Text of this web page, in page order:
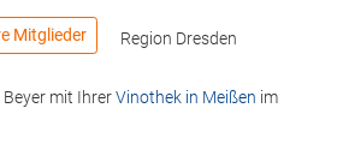
Mitglieder Region Dresden
mit IhrerVinothek in Meißen im